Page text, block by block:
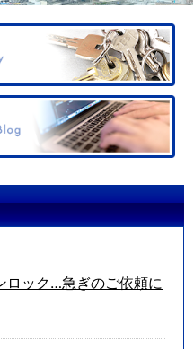
ロック…急ぎのご依頼に